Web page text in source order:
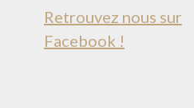
Retrouvez nous sur
Facebook !